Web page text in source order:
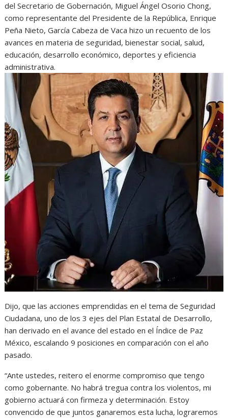
del Secretario de Gobernación, Miguel Ángel Osorio Chong,
como representante del Presidente de la República, Enrique
Peña Nieto, García Cabeza de Vaca hizo un recuento de los
avances en materia de seguridad, bienestar social, salud,
educación, desarrollo económico, deportes y eficiencia
administrativa.
Dijo, que las acciones emprendidas en el tema de Seguridad
Ciudadana, uno de los 3 ejes del Plan Estatal de Desarrollo,
han derivado en el avance del estado en el Índice de Paz
México, escalando 9 posiciones en comparación con el año
pasado.
“Ante ustedes, reitero el enorme compromiso que tengo
como gobernante. No habrá tregua contra los violentos, mi
gobierno actuará con firmeza y determinación. Estoy
convencido de que juntos ganaremos esta lucha, lograremos